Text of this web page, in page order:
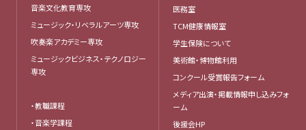
音楽文化教育専攻
ミュージック・リベラルアーツ専攻
吹奏楽アカデミー専攻
ミュージックビジネス・テクノロジー
専攻
・教職課程
・音楽学課程
医務室
TCM健康情報室
学生保険について
美術館・博物館利用
コンクール受賞報告フォーム
メディア出演・掲載情報申し込みフォ
ーム
後援会HP